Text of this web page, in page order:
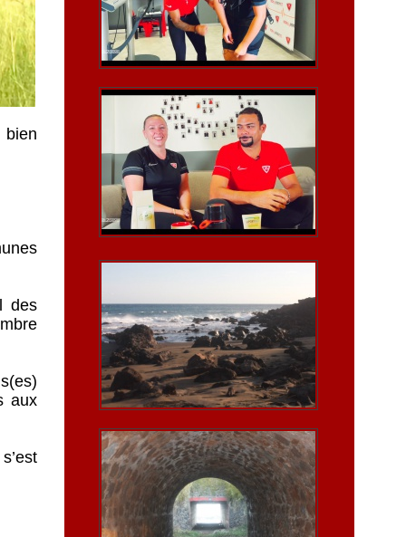
des
aux